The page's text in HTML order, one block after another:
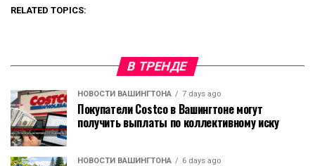
RELATED TOPICS:
В ТРЕНДЕ
НОВОСТИ ВАШИНГТОНА 7 days ago
Покупатели Costco в Вашингтоне могут
получить выплаты по коллективному иску
НОВОСТИ ВАШИНГТОНА 6 days ago